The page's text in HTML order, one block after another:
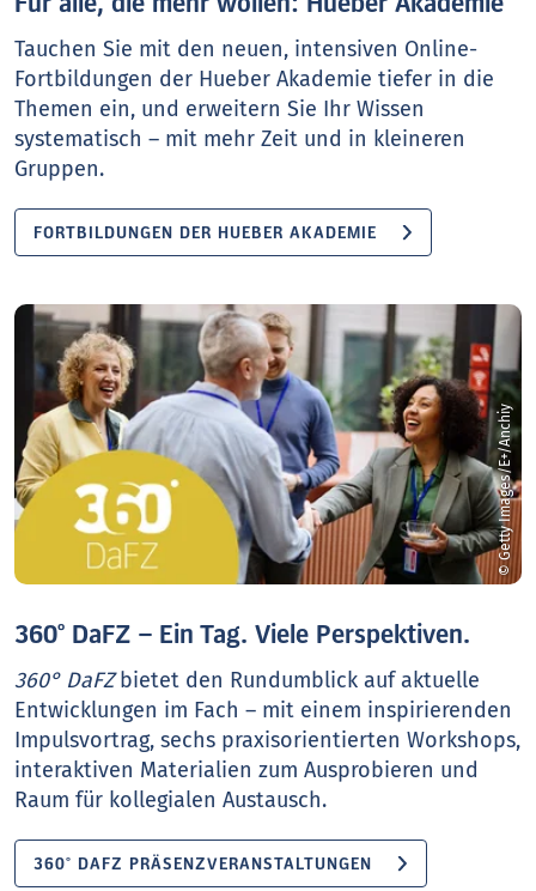
Tauchen Sie mit den neuen, intensiven Online-
Fortbildungen der Hueber Akademie tiefer in die
Themen ein, und erweitern Sie Ihr Wissen
systematisch – mit mehr Zeit und in kleineren
Gruppen.
FORTBILDUNGEN DER HUEBER AKADEMIE
© Getty Images/E+/Anchiy
360° DaFZ – Ein Tag. Viele Perspektiven.
360° DaFZbietet den Rundumblick auf aktuelle
Entwicklungen im Fach – mit einem inspirierenden
Impulsvortrag, sechs praxisorientierten Workshops,
interaktiven Materialien zum Ausprobieren und
Raum für kollegialen Austausch.
360° DAFZ PRÄSENZVERANSTALTUNGEN